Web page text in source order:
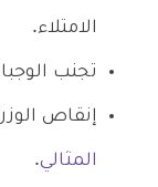
الامتلاء.
تجنب
إنقاص
المثالي.